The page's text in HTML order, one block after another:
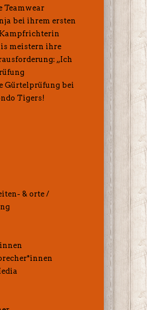
Teamwear
bei ihrem ersten
meistern ihre
„Ich
Gürtelprüfung bei
Tigers!
& orte /